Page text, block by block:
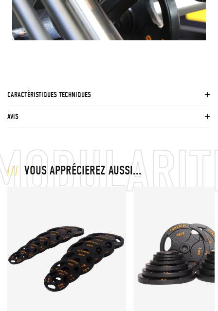
CARACTÉRISTIQUES TECHNIQUES
AVIS
VOUS APPRÉCIEREZ AUSSI...